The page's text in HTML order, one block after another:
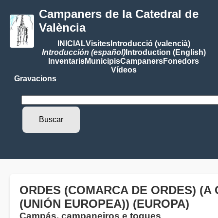
Campaners de la Catedral de
València
INICIALVisitesIntroducció (valencià)
Introducción (español)Introduction (English)
InventarisMunicipisCampanersFonedors
Vídeos
Gravacions
ORDES (COMARCA DE ORDES)
(UNIÓN EUROPEA)) (EUROPA)
Campás, campaneiros e toques